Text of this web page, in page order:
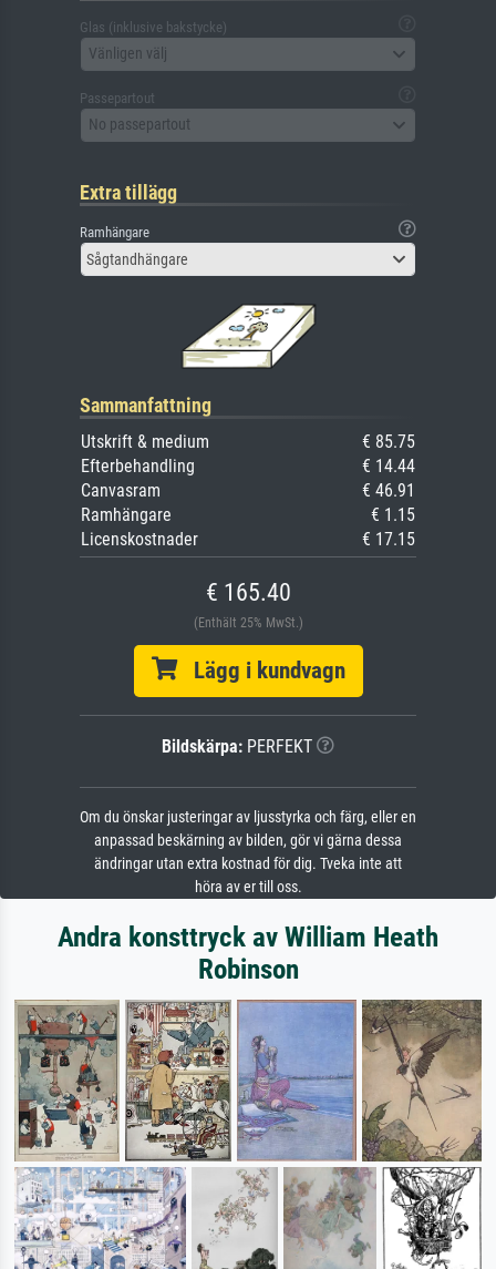
Glas (inklusive bakstycke)
Vänligen välj
Passepartout
No passepartout
Extra tillägg
Ramhängare
Sågtandhängare
Sammanfattning
Utskrift & medium
€ 85.75
Efterbehandling
€ 14.44
Canvasram
€ 46.91
Ramhängare
€ 1.15
Licenskostnader
€ 17.15
€ 165.40
(Enthält 25% MwSt.)
Lägg i kundvagn
Bildskärpa: PERFEKT
Om du önskar justeringar av ljusstyrka och färg, eller en
anpassad beskärning av bilden, gör vi gärna dessa
ändringar utan extra kostnad för dig. Tveka inte att
höra av er till oss.
Andra konsttryck av William Heath
Robinson